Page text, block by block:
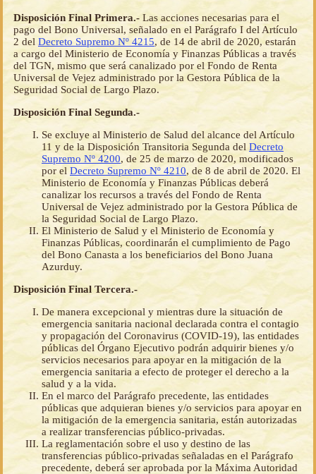
Disposición Final Primera.- Las acciones necesarias para el
pago del Bono Universal, señalado en el Parágrafo I del Artículo
2 del Decreto Supremo Nº 4215, de 14 de abril de 2020, estarán
a cargo del Ministerio de Economía y Finanzas Públicas a través
del TGN, mismo que será canalizado por el Fondo de Renta
Universal de Vejez administrado por la Gestora Pública de la
Seguridad Social de Largo Plazo.
Disposición Final Segunda.-
Se excluye al Ministerio de Salud del alcance del Artículo
11 y de la Disposición Transitoria Segunda del Decreto
Supremo Nº 4200, de 25 de marzo de 2020, modificados
por el Decreto Supremo Nº 4210, de 8 de abril de 2020. El
Ministerio de Economía y Finanzas Públicas deberá
canalizar los recursos a través del Fondo de Renta
Universal de Vejez administrado por la Gestora Pública de
la Seguridad Social de Largo Plazo.
El Ministerio de Salud y el Ministerio de Economía y
Finanzas Públicas, coordinarán el cumplimiento de Pago
del Bono Canasta a los beneficiarios del Bono Juana
Azurduy.
Disposición Final Tercera.-
De manera excepcional y mientras dure la situación de
emergencia sanitaria nacional declarada contra el contagio
y propagación del Coronavirus (COVID-19), las entidades
públicas del Órgano Ejecutivo podrán adquirir bienes y/o
servicios necesarios para apoyar en la mitigación de la
emergencia sanitaria a efecto de proteger el derecho a la
salud y a la vida.
En el marco del Parágrafo precedente, las entidades
públicas que adquieran bienes y/o servicios para apoyar en
la mitigación de la emergencia sanitaria, están autorizadas
a realizar transferencias público-privadas.
La reglamentación sobre el uso y destino de las
transferencias público-privadas señaladas en el Parágrafo
precedente, deberá ser aprobada por la Máxima Autoridad